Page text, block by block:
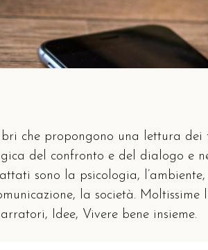
che propongono una lettura dei
del confronto e del dialogo e
sono la psicologia,
la società. Moltissime
Idee, Vivere bene insieme.